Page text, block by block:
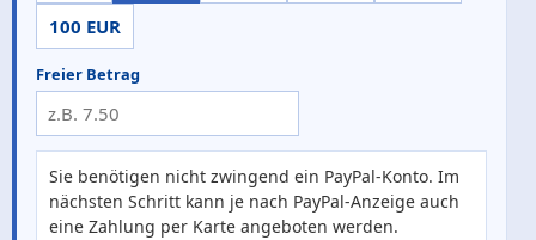
100 EUR
Freier Betrag
Sie benötigen nicht zwingend ein PayPal-Konto. Im
nächsten Schritt kann je nach PayPal-Anzeige auch
eine Zahlung per Karte angeboten werden.